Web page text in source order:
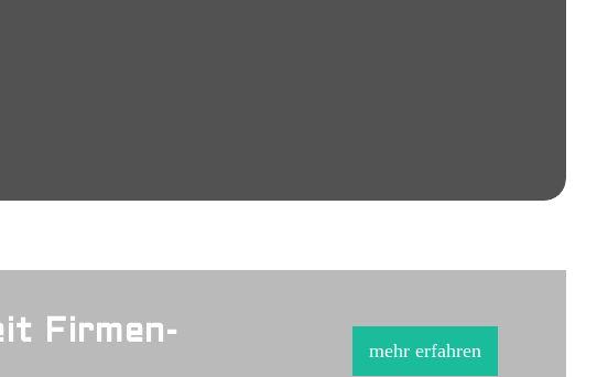
Firmen-
mehr erfahren